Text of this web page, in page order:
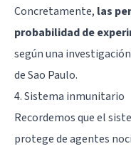
Concretamente, las
probabilidad de
según una
de Sao Paulo.
4. Sistema inmunitario
Recordemos que el
protege de agentes